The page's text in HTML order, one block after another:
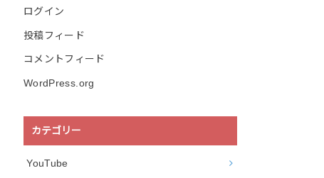
ログイン
投稿フィード
コメントフィード
WordPress.org
カテゴリー
YouTube